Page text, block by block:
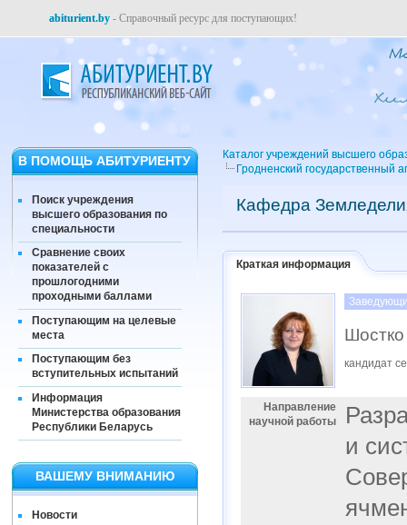
abiturient.by - Справочный ресурс для поступающих!
В ПОМОЩЬ АБИТУРИЕНТУ
Поиск учреждения
высшего образования по
специальности
Сравнение своих
показателей с
прошлогодними
проходными баллами
Поступающим на целевые
места
Поступающим без
вступительных испытаний
Информация
Министерства образования
Республики Беларусь
ВАШЕМУ ВНИМАНИЮ
Новости
Каталог учреждений высшего
Гродненский государственный
Кафедра
Краткая информация
кандидат
Направление
научной работы
и